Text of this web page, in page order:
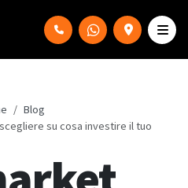
Blog
su cosa investire il tuo